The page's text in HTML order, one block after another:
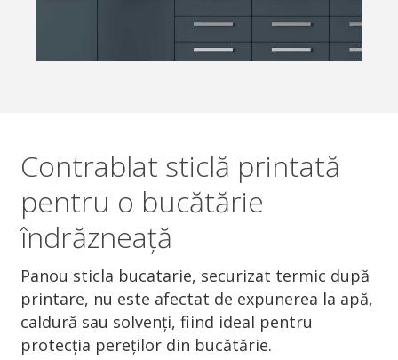
Contrablat sticlă printată
pentru o bucătărie
îndrăzneață
Panou sticla bucatarie, securizat termic după
printare, nu este afectat de expunerea la apă,
caldură sau solvenți, fiind ideal pentru
protecția pereților din bucătărie.